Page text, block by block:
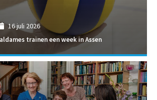
16 juli 2026
trainen een week in Assen